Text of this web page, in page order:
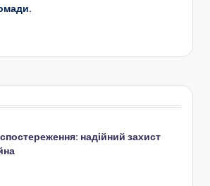
.
надійний захист